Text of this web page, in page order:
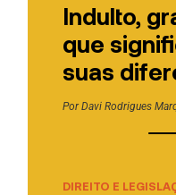
Indulto,
que
suas
PorDavi Rodrigues
DIREITO E